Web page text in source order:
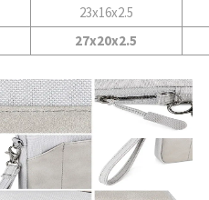
23x16x2.5
27x20x2.5